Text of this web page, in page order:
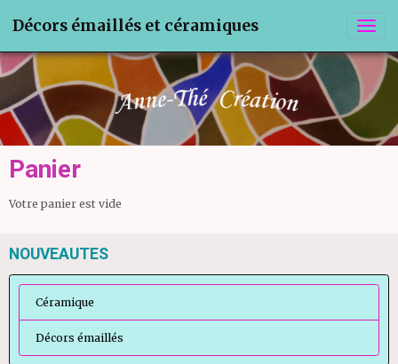
Décors émaillés et céramiques
Panier
Votre panier est vide
NOUVEAUTES
Céramique
Décors émaillés